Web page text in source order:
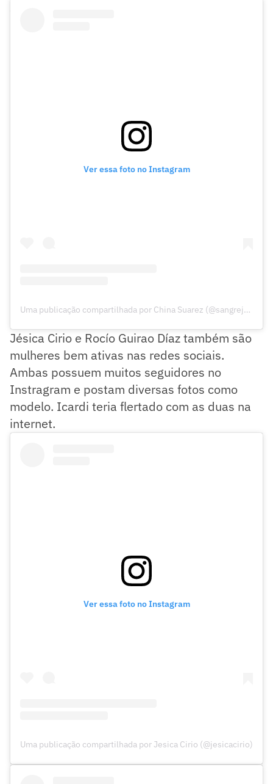
Ver essa foto no Instagram
Uma publicação compartilhada por China Suarez (@sangrejaponesa)
Jésica Cirio e Rocío Guirao Díaz também são
mulheres bem ativas nas redes sociais.
Ambas possuem muitos seguidores no
Instragram e postam diversas fotos como
modelo. Icardi teria flertado com as duas na
internet.
Ver essa foto no Instagram
Uma publicação compartilhada por Jesica Cirio (@jesicacirio)